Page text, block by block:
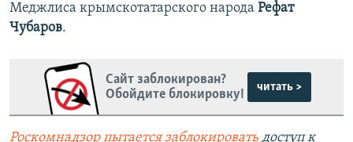
Меджлиса крымскотатарского народа Рефат
Чубаров.
Сайт заблокирован?
Обойдите блокировку!
читать >
Роскомнадзор пытается заблокировать доступ к